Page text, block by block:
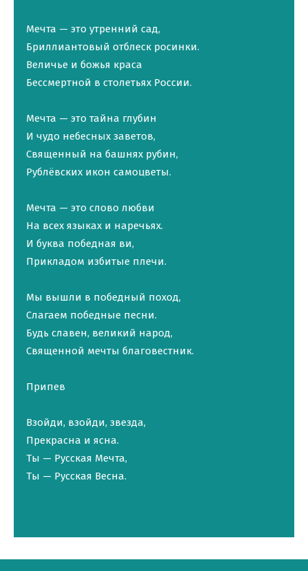
Мечта — это утренний сад,
Бриллиантовый отблеск росинки.
Величье и божья краса
Бессмертной в столетьях России.
Мечта — это тайна глубин
И чудо небесных заветов,
Священный на башнях рубин,
Рублёвских икон самоцветы.
Мечта — это слово любви
На всех языках и наречьях.
И буква победная ви,
Прикладом избитые плечи.
Мы вышли в победный поход,
Слагаем победные песни.
Будь славен, великий народ,
Священной мечты благовестник.
Припев
Взойди, взойди, звезда,
Прекрасна и ясна.
Ты — Русская Мечта,
Ты — Русская Весна.